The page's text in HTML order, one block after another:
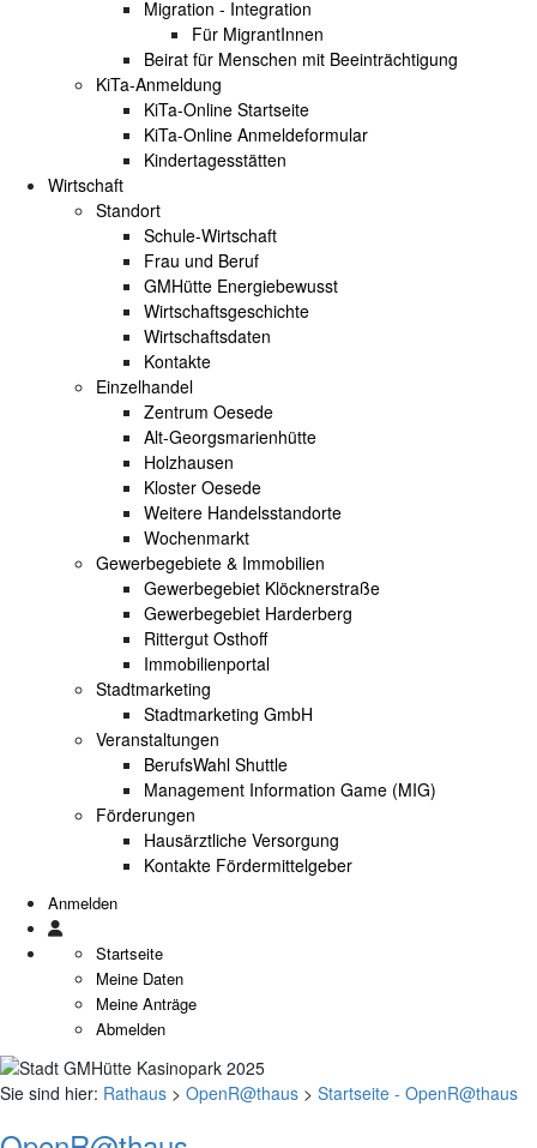
Migration - Integration
Für MigrantInnen
Beirat für Menschen mit Beeinträchtigung
KiTa-Anmeldung
KiTa-Online Startseite
KiTa-Online Anmeldeformular
Kindertagesstätten
Wirtschaft
Standort
Schule-Wirtschaft
Frau und Beruf
GMHütte Energiebewusst
Wirtschaftsgeschichte
Wirtschaftsdaten
Kontakte
Einzelhandel
Zentrum Oesede
Alt-Georgsmarienhütte
Holzhausen
Kloster Oesede
Weitere Handelsstandorte
Wochenmarkt
Gewerbegebiete & Immobilien
Gewerbegebiet Klöcknerstraße
Gewerbegebiet Harderberg
Rittergut Osthoff
Immobilienportal
Stadtmarketing
Stadtmarketing GmbH
Veranstaltungen
BerufsWahl Shuttle
Management Information Game (MIG)
Förderungen
Hausärztliche Versorgung
Kontakte Fördermittelgeber
Anmelden
Startseite
Meine Daten
Meine Anträge
Abmelden
Sie sind hier: Rathaus > OpenR@thaus > Startseite - OpenR@thaus